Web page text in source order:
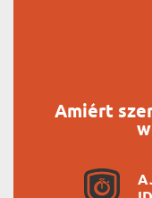
Amiért